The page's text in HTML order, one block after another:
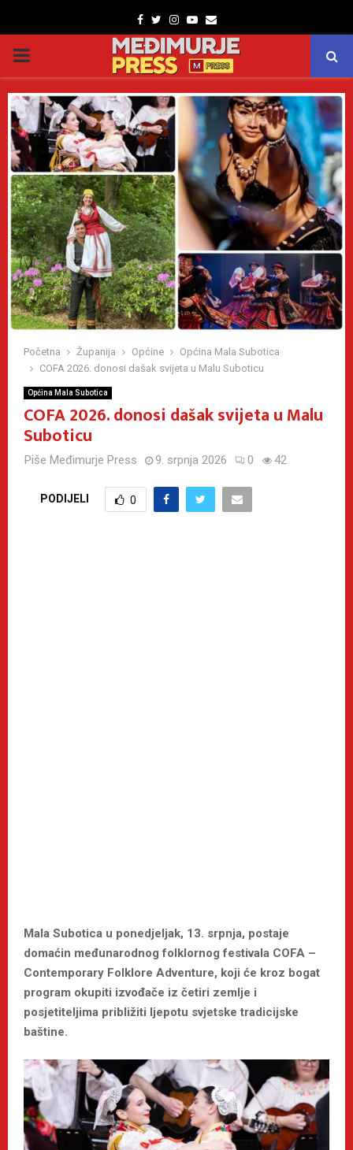
Facebook
TwitterInstagram
Youtube
Email
PRIMARY
MENU
Početna Županija Općine
Općina Mala Subotica
COFA 2026. donosi dašak svijeta u Malu Suboticu
Općina Mala Subotica
COFA 2026. donosi dašak svijeta u Malu
Suboticu
Piše Međimurje Press 9. srpnja 2026 0 42
PODIJELI 0
Mala Subotica u ponedjeljak, 13. srpnja, postaje
domaćin međunarodnog folklornog festivala COFA –
Contemporary Folklore Adventure, koji će kroz bogat
program okupiti izvođače iz četiri zemlje i
posjetiteljima približiti ljepotu svjetske tradicijske
baštine.